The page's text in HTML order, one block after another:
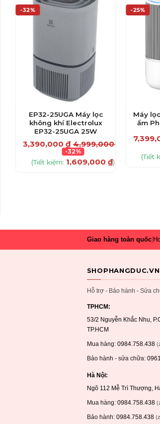
-32%
EP32-25UGA Máy lọc
không khí Electrolux
EP32-25UGA 25W
3,390,000 ₫ 4,999,000
-32%
(Tiết kiệm: 1,609,000₫)
-25%
Máy
ẩm
(Tiết
Giao hàng toàn quốc|
SHOPHANGDUC.VN
Hỗ trợ - Bảo hành - Sửa
TPHCM:
53/2 Nguyễn Khắc Nhu,
TP.HCM
Mua hàng: 0984.758.438
Bảo hành - sửa chữa:
Hà Nội:
Ngõ 112 Mễ Trì Thượng,
Mua hàng: 0984.758.438
Bảo hành: 0984.758.438